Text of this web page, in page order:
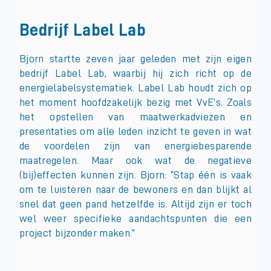
Bedrijf Label Lab
Bjorn startte zeven jaar geleden met zijn eigen
bedrijf Label Lab, waarbij hij zich richt op de
energielabelsystematiek. Label Lab houdt zich op
het moment hoofdzakelijk bezig met VvE’s. Zoals
het opstellen van maatwerkadviezen en
presentaties om alle leden inzicht te geven in wat
de voordelen zijn van energiebesparende
maatregelen. Maar ook wat de negatieve
(bij)effecten kunnen zijn. Bjorn: “Stap één is vaak
om te luisteren naar de bewoners en dan blijkt al
snel dat geen pand hetzelfde is. Altijd zijn er toch
wel weer specifieke aandachtspunten die een
project bijzonder maken.”